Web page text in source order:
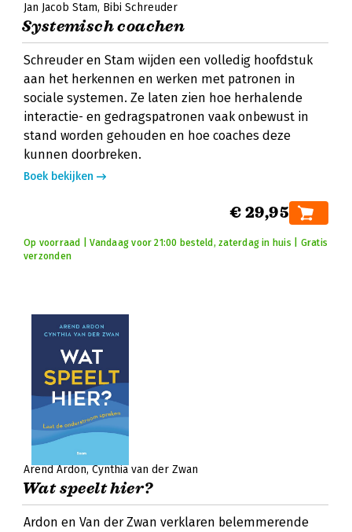
Jan Jacob Stam Bibi Schreuder
Systemisch coachen
Schreuder en Stam wijden een volledig hoofdstuk
aan het herkennen en werken met patronen in
sociale systemen. Ze laten zien hoe herhalende
interactie- en gedragspatronen vaak onbewust in
stand worden gehouden en hoe coaches deze
kunnen doorbreken.
Boek bekijken
€ 29,95
Op voorraad | Vandaag voor 21:00 besteld, zaterdag in huis | Gratis
verzonden
Arend Ardon Cynthia van der Zwan
Wat speelt hier?
Ardon en Van der Zwan verklaren belemmerende